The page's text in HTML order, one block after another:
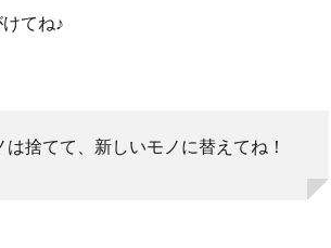
てね♪
捨てて、新しいモノに替えてね！